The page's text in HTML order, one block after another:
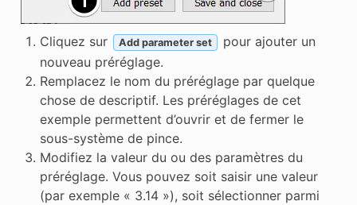
Cliquez sur Add parameter set
pour ajouter un
nouveau préréglage.
Remplacez le nom du préréglage par quelque
chose de descriptif. Les préréglages de cet
exemple permettent d’ouvrir et de fermer le
sous-système de pince.
Modifiez la valeur du ou des paramètres du
préréglage. Vous pouvez soit saisir une valeur
(par exemple « 3.14 »), soit sélectionner parmi